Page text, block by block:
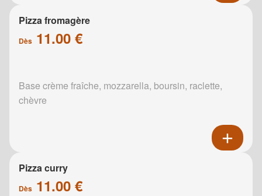
Pizza fromagère
Dès 11.00 €
Base crème fraîche, mozzarella, boursin, raclette,
chèvre
Pizza curry
Dès 11.00 €